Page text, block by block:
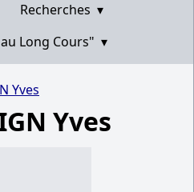
Recherches ▾
Long Cours" ▾
Yves
Yves